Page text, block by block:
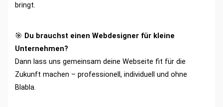
bringt.
🎯 Du brauchst einen Webdesigner für kleine
Unternehmen?
Dann lass uns gemeinsam deine Webseite fit für die
Zukunft machen – professionell, individuell und ohne
Blabla.